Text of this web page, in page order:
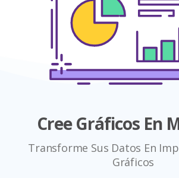
Cree Gráficos En
Transforme Sus Datos En
Gráficos